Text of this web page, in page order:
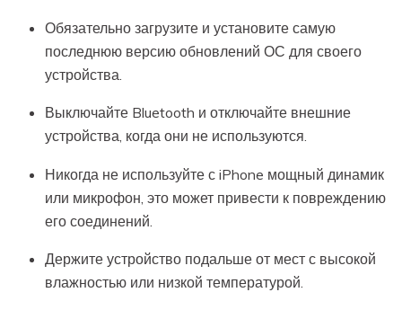
Обязательно загрузите и установите самую
последнюю версию обновлений ОС для своего
устройства.
Выключайте Bluetooth и отключайте внешние
устройства, когда они не используются.
Никогда не используйте с iPhone мощный динамик
или микрофон, это может привести к повреждению
его соединений.
Держите устройство подальше от мест с высокой
влажностью или низкой температурой.